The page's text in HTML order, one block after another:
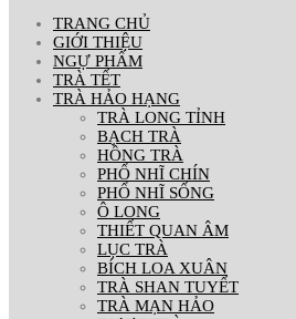
TRANG CHỦ
GIỚI THIỆU
NGỰ PHẨM
TRÀ TẾT
TRÀ HẢO HẠNG
TRÀ LONG TỈNH
BẠCH TRÀ
HỒNG TRÀ
PHỔ NHĨ CHÍN
PHỔ NHĨ SỐNG
Ô LONG
THIẾT QUAN ÂM
LỤC TRÀ
BÍCH LOA XUÂN
TRÀ SHAN TUYẾT
TRÀ MẠN HẢO